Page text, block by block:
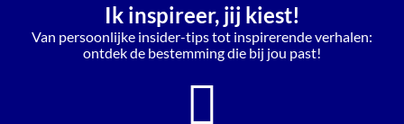
Ik inspireer, jij kiest!
Van persoonlijke insider-tips tot inspirerende verhalen:
ontdek de bestemming die bij jou past!